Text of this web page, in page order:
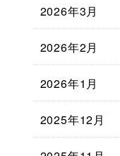
2026年3月
2026年2月
2026年1月
2025年12月